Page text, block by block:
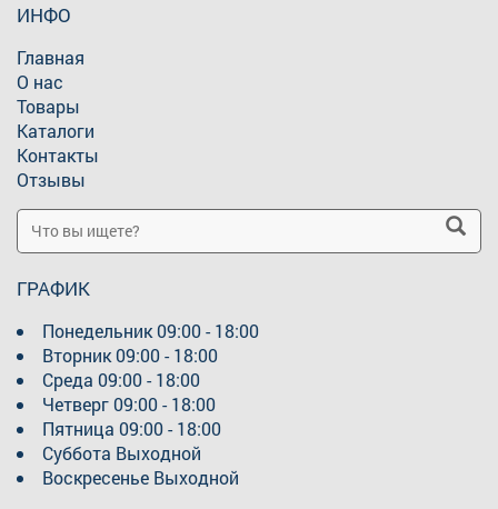
ИНФО
Главная
О нас
Товары
Каталоги
Контакты
Отзывы
ГРАФИК
Понедельник09:00 - 18:00
Вторник09:00 - 18:00
Среда 09:00 - 18:00
Четверг09:00 - 18:00
Пятница 09:00 - 18:00
Суббота Выходной
Воскресенье Выходной